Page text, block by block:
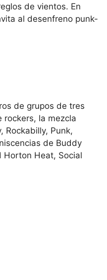
de vientos. En
al desenfreno punk-
de grupos de tres
rockers, la mezcla
Rockabilly, Punk,
de Buddy
Horton Heat, Social